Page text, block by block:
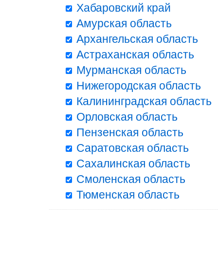
Хабаровский край
Амурская область
Архангельская область
Астраханская область
Мурманская область
Нижегородская область
Калининградская область
Орловская область
Пензенская область
Саратовская область
Сахалинская область
Смоленская область
Тюменская область